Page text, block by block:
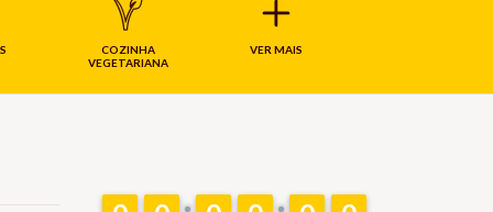
COZINHA
VEGETARIANA
VER MAIS